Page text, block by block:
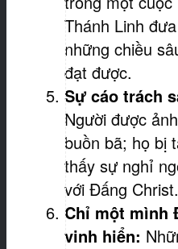
Thánh Linh
những chiều
đạt được.
Sự cáo trách
Người được
buồn bã; họ bị
thấy sự nghỉ
với Đấng Christ.
Chỉ một mình
vinh hiển: